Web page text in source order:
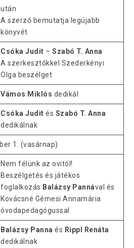
után
A szerző bemutatja legújabb
könyvét
Csóka Judit – Szabó T. Anna
A szerkesztőkkel Szederkényi
Olga beszélget
Vámos Miklós dedikál
Csóka Judit és Szabó T. Anna
dedikálnak
1. (vasárnap)
Nem félünk az ovitól!
Beszélgetés és játékos
foglalkozás Balázsy Pannával és
Kovácsné Gémesi Annamária
óvodapedagógussal
Balázsy Panna és Rippl Renáta
dedikálnak